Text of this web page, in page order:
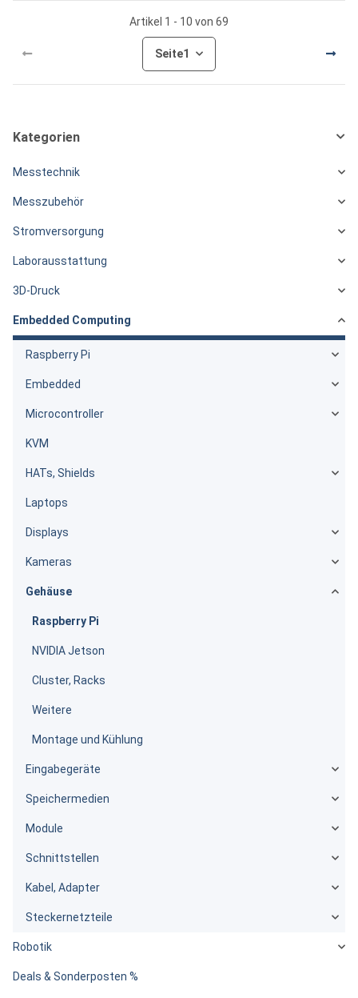
Artikel 1 - 10 von 69
Seite1
Kategorien
Messtechnik
Messzubehör
Stromversorgung
Laborausstattung
3D-Druck
Embedded Computing
Raspberry Pi
Embedded
Microcontroller
KVM
HATs, Shields
Laptops
Displays
Kameras
Gehäuse
Raspberry Pi
NVIDIA Jetson
Cluster, Racks
Weitere
Montage und Kühlung
Eingabegeräte
Speichermedien
Module
Schnittstellen
Kabel, Adapter
Steckernetzteile
Robotik
Deals & Sonderposten %